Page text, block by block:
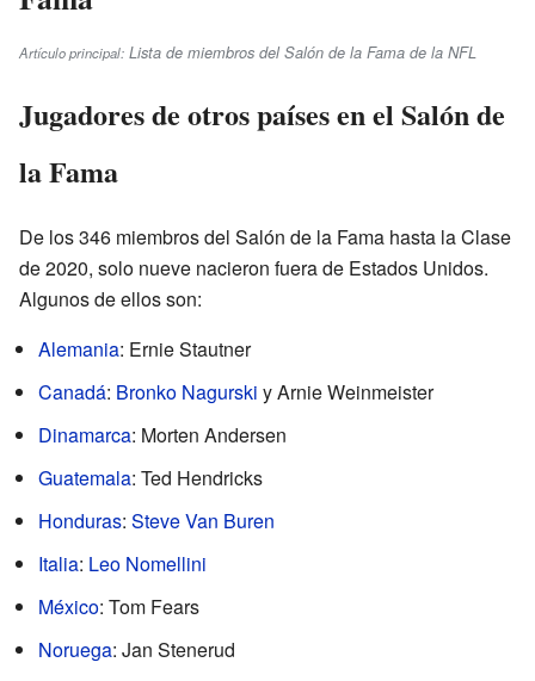
Artículo principal: Lista de miembros del Salón de la Fama de la NFL
Jugadores de otros países en el Salón de
la Fama
De los 346 miembros del Salón de la Fama hasta la Clase
de 2020, solo nueve nacieron fuera de Estados Unidos.
Algunos de ellos son:
Alemania: Ernie Stautner
Canadá: Bronko Nagurski y Arnie Weinmeister
Dinamarca: Morten Andersen
Guatemala: Ted Hendricks
Honduras: Steve Van Buren
Italia: Leo Nomellini
México: Tom Fears
Noruega: Jan Stenerud